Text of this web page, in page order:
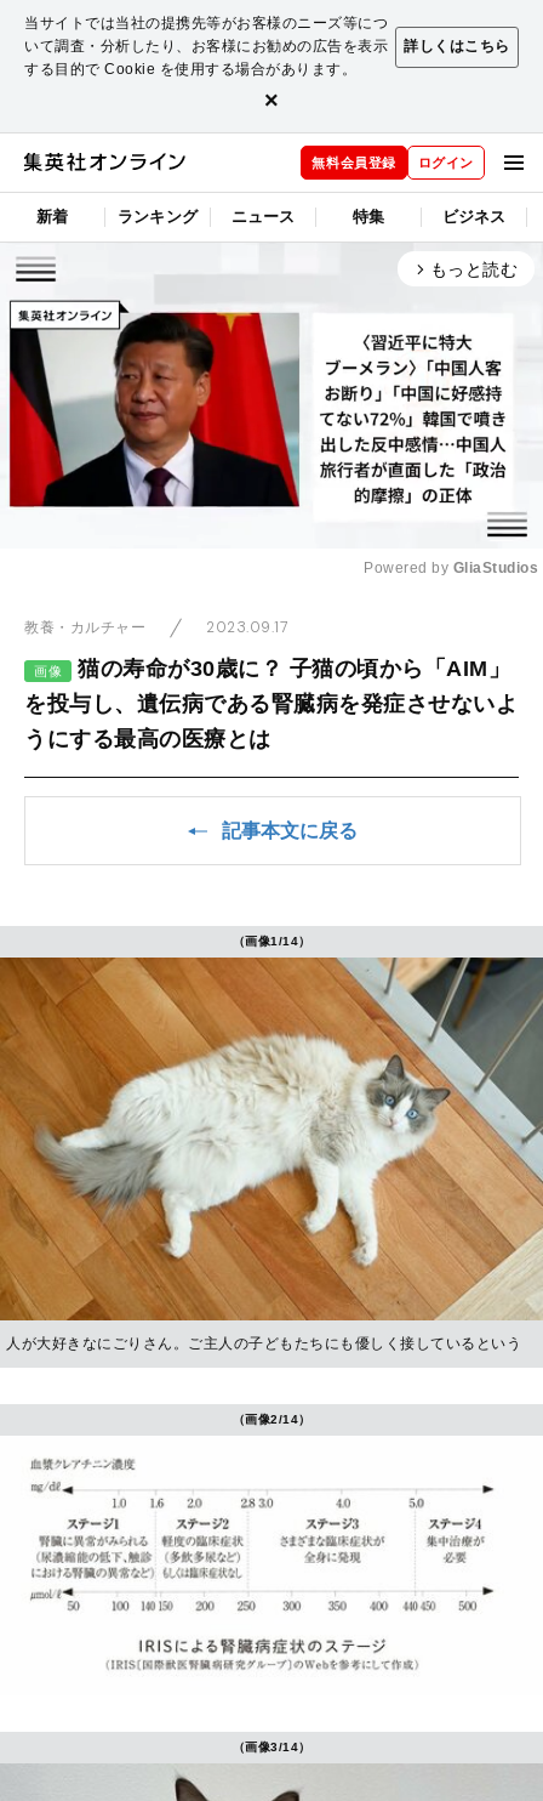
当サイトでは当社の提携先等がお客様のニーズ等につ
いて調査・分析したり、お客様にお勧めの広告を表示
する目的で Cookie を使用する場合があります。
詳しくはこちら
×
無料会員登録 ログイン
新着 ランキング ニュース 特集 ビジネス
arrow_forward_ios もっと読む
Powered by GliaStudios
教養・カルチャー 2023.09.17
画像
猫の寿命が30歳に？ 子猫の頃から「AIM」
を投与し、遺伝病である腎臓病を発症させないよ
うにする最高の医療とは
記事本文に戻る
（画像1/14）
人が大好きなにごりさん。ご主人の子どもたちにも優しく接しているという
（画像2/14）
（画像3/14）